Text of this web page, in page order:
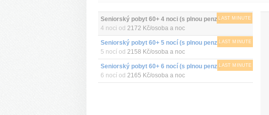
Seniorský pobyt 60+ 4 noci (s plnou penzí)
4 noci od 2172 Kč/osoba a noc
LAST MINUTE
Seniorský pobyt 60+ 5 nocí (s plnou penzí)
5 nocí od 2158 Kč/osoba a noc
LAST MINUTE
Seniorský pobyt 60+ 6 nocí (s plnou penzí)
6 nocí od 2165 Kč/osoba a noc
LAST MINUTE